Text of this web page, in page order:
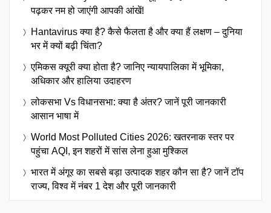
पढ़कर नम हो जाएंगी आपकी आंखें!
Hantavirus क्या है? कैसे फैलता है और क्या हैं लक्षण – दुनिया
भर में क्यों बढ़ी चिंता?
एमिकस क्यूरी क्या होता है? जानिए न्यायपालिका में भूमिका,
अधिकार और हालिया उदाहरण
लोकसभा Vs विधानसभा: क्या है अंतर? जानें पूरी जानकारी
आसान भाषा में
World Most Polluted Cities 2026: खतरनाक स्तर पर
पहुंचा AQI, इन शहरों में सांस लेना हुआ मुश्किल
भारत में अंगूर का सबसे बड़ा उत्पादक शहर कौन सा है? जानें टॉप
राज्य, विश्व में नंबर 1 देश और पूरी जानकारी